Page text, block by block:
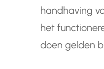
handhaving
het
doen gelden